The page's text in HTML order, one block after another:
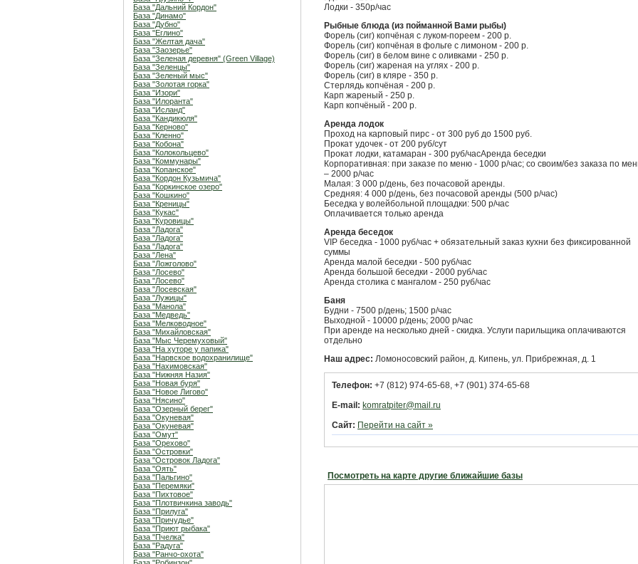
База "Дальний Кордон"
База "Динамо"
База "Дубно"
База "Еглино"
База "Желтая дача"
База "Заозерье"
База "Зеленая деревня" (Green Village)
База "Зеленцы"
База "Зеленый мыс"
База "Золотая горка"
База "Изори"
База "Илоранта"
База "Исланд"
База "Кандикюля"
База "Керново"
База "Кленно"
База "Кобона"
База "Колокольцево"
База "Коммунары"
База "Копанское"
База "Кордон Кузьмича"
База "Коркинское озеро"
База "Кошкино"
База "Креницы"
База "Кукас"
База "Куровицы"
База "Ладога"
База "Ладога"
База "Ладога"
База "Лена"
База "Ложголово"
База "Лосево"
База "Лосево"
База "Лосевская"
База "Лужицы"
База "Манола"
База "Медведь"
База "Мелководное"
База "Михайловская"
База "Мыс Черемуховый"
База "На хуторе у папика"
База "Нарвское водохранилище"
База "Нахимовская"
База "Нижняя Назия"
База "Новая буря"
База "Новое Лигово"
База "Нясино"
База "Озерный берег"
База "Окуневая"
База "Окуневая"
База "Омут"
База "Орехово"
База "Островки"
База "Островок Ладога"
База "Оять"
База "Пальгино"
База "Перемяки"
База "Пихтовое"
База "Плотвичкина заводь"
База "Прилуга"
База "Причудье"
База "Приют рыбака"
База "Пчелка"
База "Радуга"
База "Ранчо-охота"
Лодки - 350р/час
Рыбные блюда (из пойманной Вами рыбы)
Форель (сиг) копчёная с луком-пореем - 200 р.
Форель (сиг) копчёная в фольге с лимоном - 200 р.
Форель (сиг) в белом вине с оливками - 250 р.
Форель (сиг) жареная на углях - 200 р.
Форель (сиг) в кляре - 350 р.
Стерлядь копчёная - 200 р.
Карп жареный - 250 р.
Карп копчёный - 200 р.
Аренда лодок
Проход на карповый пирс - от 300 руб до 1500 руб.
Прокат удочек - от 200 руб/сут
Прокат лодки, катамаран - 300 руб/часАренда беседки
Корпоративная: при заказе по меню - 1000 р/час; со своим/без заказа по
– 2000 р/час
Малая: 3 000 р/день, без почасовой аренды.
Средняя: 4 000 р/день, без почасовой аренды (500 р/час)
Беседка у волейбольной площадки: 500 р/час
Оплачивается только аренда
Аренда беседок
VIP беседка - 1000 руб/час + обязательный заказ кухни без фиксированной
суммы
Аренда малой беседки - 500 руб/час
Аренда большой беседки - 2000 руб/час
Аренда столика с мангалом - 250 руб/час
Баня
Будни - 7500 р/день; 1500 р/час
Выходной - 10000 р/день; 2000 р/час
При аренде на несколько дней - скидка. Услуги парильщика оплачиваются
отдельно
Наш адрес: Ломоносовский район, д. Кипень, ул. Прибрежная, д. 1
Телефон: +7 (812) 974-65-68, +7 (901) 374-65-68
E-mail: komratpiter@mail.ru
Сайт: Перейти на сайт »
Посмотреть на карте другие ближайшие базы